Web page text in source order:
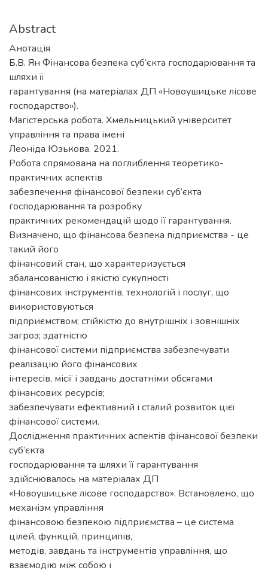
Abstract
Анотація
Б.В. Ян Фінансова безпека суб‘єкта господарювання та
шляхи її
гарантування (на матеріалах ДП «Новоушицьке лісове
господарство»).
Магістерська робота. Хмельницький університет
управління та права імені
Леоніда Юзькова. 2021.
Робота спрямована на поглиблення теоретико-
практичних аспектів
забезпечення фінансової безпеки суб’єкта
господарювання та розробку
практичних рекомендацій щодо її гарантування.
Визначено, що фінансова безпека підприємства - це
такий його
фінансовий стан, що характеризується
збалансованістю і якістю сукупності
фінансових інструментів, технологій і послуг, що
використовуються
підприємством; стійкістю до внутрішніх і зовнішніх
загроз; здатністю
фінансової системи підприємства забезпечувати
реалізацію його фінансових
інтересів, місії і завдань достатніми обсягами
фінансових ресурсів;
забезпечувати ефективний і сталий розвиток цієї
фінансової системи.
Дослідження практичних аспектів фінансової безпеки
суб‘єкта
господарювання та шляхи її гарантування
здійснювалось на матеріалах ДП
«Новоушицьке лісове господарство». Встановлено, що
механізм управління
фінансовою безпекою підприємства – це система
цілей, функцій, принципів,
методів, завдань та інструментів управління, що
взаємодію між собою і